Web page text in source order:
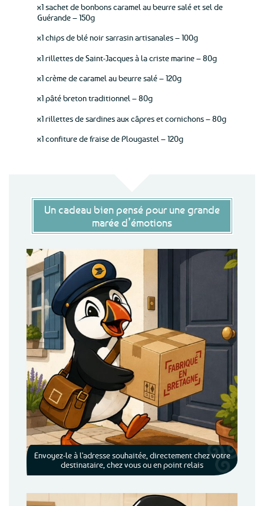
x1 sachet de bonbons caramel au beurre salé et sel de
Guérande – 150g
x1 chips de blé noir sarrasin artisanales – 100g
x1 rillettes de Saint-Jacques à la criste marine – 80g
x1 crème de caramel au beurre salé – 120g
x1 pâté breton traditionnel – 80g
x1 rillettes de sardines aux câpres et cornichons – 80g
x1 confiture de fraise de Plougastel – 120g
Un cadeau bien pensé pour une grande
marée d’émotions
Envoyez-le à l'adresse souhaitée, directement chez votre
destinataire, chez vous ou en point relais